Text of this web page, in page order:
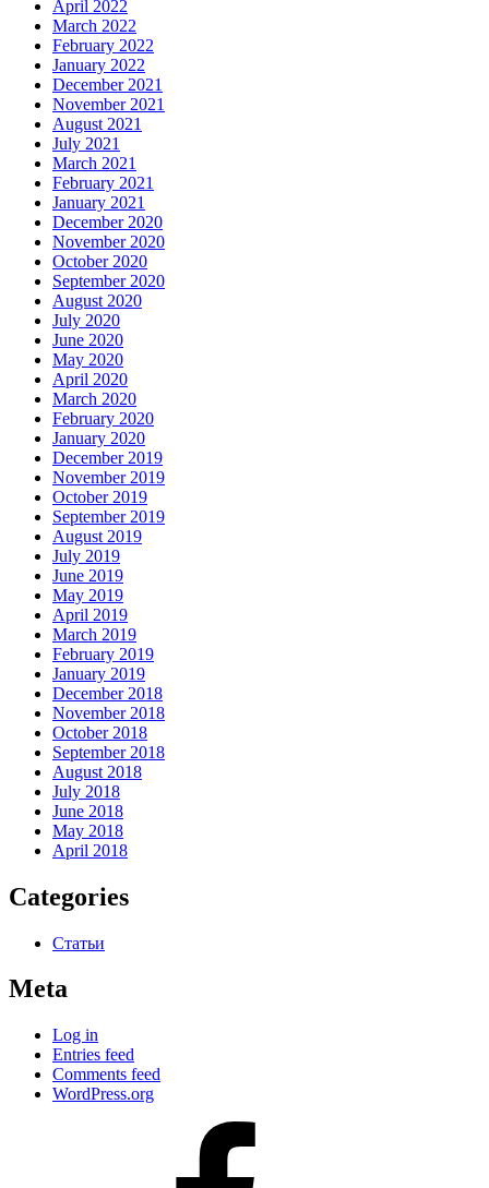
April 2022
March 2022
February 2022
January 2022
December 2021
November 2021
August 2021
July 2021
March 2021
February 2021
January 2021
December 2020
November 2020
October 2020
September 2020
August 2020
July 2020
June 2020
May 2020
April 2020
March 2020
February 2020
January 2020
December 2019
November 2019
October 2019
September 2019
August 2019
July 2019
June 2019
May 2019
April 2019
March 2019
February 2019
January 2019
December 2018
November 2018
October 2018
September 2018
August 2018
July 2018
June 2018
May 2018
April 2018
Categories
Статьи
Meta
Log in
Entries feed
Comments feed
WordPress.org